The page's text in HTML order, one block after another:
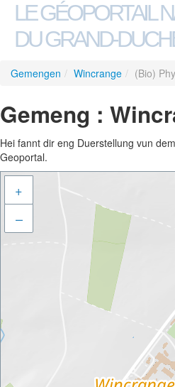
LE GÉOPORTAIL
DU GRAND-
Gemengen / Wincrange / (Bio)
Gemeng :
Hei fannt dir eng Duerstellung vun
Geoportal.
+
–